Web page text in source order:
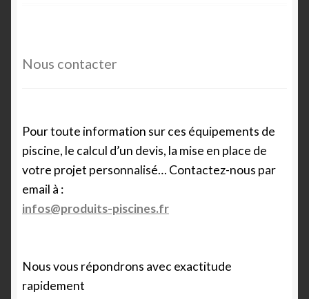
Nous contacter
Pour toute information sur ces équipements de
piscine, le calcul d’un devis, la mise en place de
votre projet personnalisé… Contactez-nous par
email à :
infos@produits-piscines.fr
Nous vous répondrons avec exactitude
rapidement